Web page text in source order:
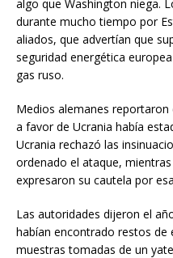
algo que Washington niega.
durante mucho tiempo por
aliados, que advertían que
seguridad energética
gas ruso.
Medios alemanes
a favor de Ucrania había
Ucrania rechazó las
ordenado el ataque,
expresaron su cautela por
Las autoridades dijeron el
habían encontrado restos de
muestras tomadas de un